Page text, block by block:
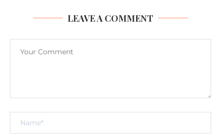
LEAVE A COMMENT